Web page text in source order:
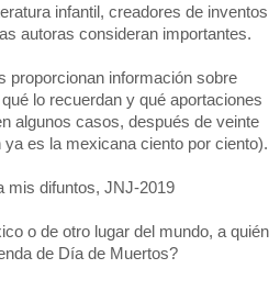
infantil, creadores de inventos
autoras consideran importantes.
proporcionan información sobre
lo recuerdan y qué aportaciones
algunos casos, después de veinte
es la mexicana ciento por ciento).
mis difuntos, JNJ-2019
o de otro lugar del mundo, a quién
de Día de Muertos?